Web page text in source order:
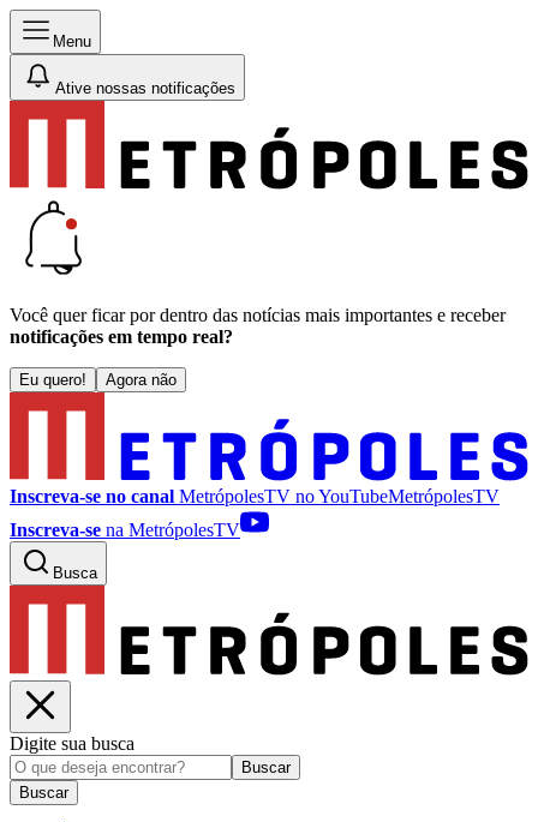
Menu
Ative nossas notificações
Você quer ficar por dentro das notícias mais importantes e receber
notificações em tempo real?
Eu quero! Agora não
Inscreva-se no canal MetrópolesTV noYouTubeMetrópolesTV
Inscreva-se na MetrópolesTV
Busca
Digite sua busca
Buscar
Buscar